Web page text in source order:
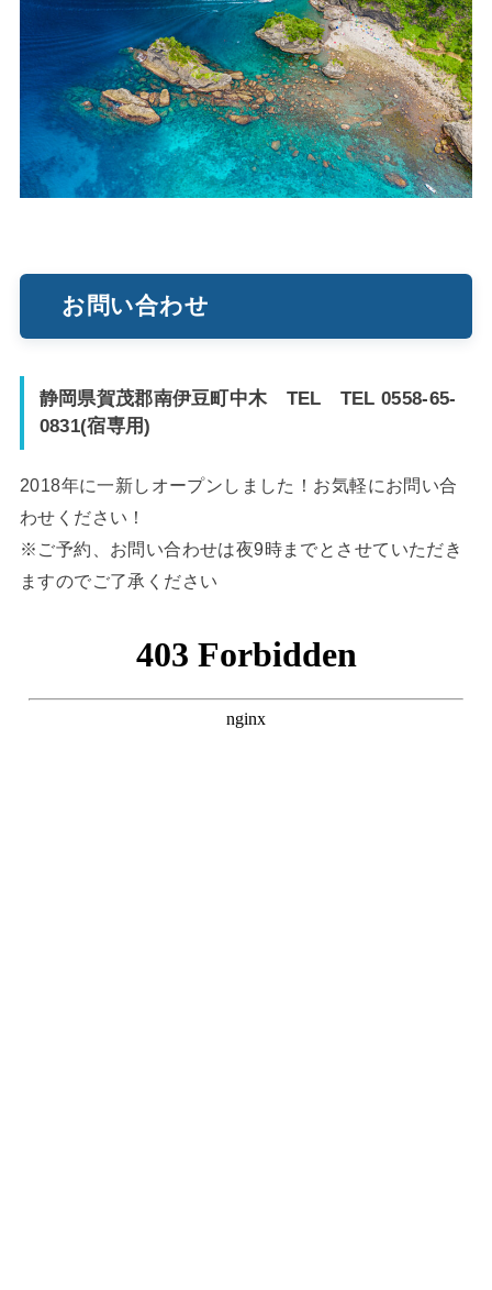
お問い合わせ
静岡県賀茂郡南伊豆町中木 TEL TEL 0558-65-
0831(宿専用)
2018年に一新しオープンしました！お気軽にお問い合
わせください！
※ご予約、お問い合わせは夜9時までとさせていただき
ますのでご了承ください